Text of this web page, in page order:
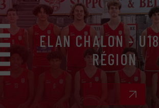
ELAN CHALON -
RÉGION